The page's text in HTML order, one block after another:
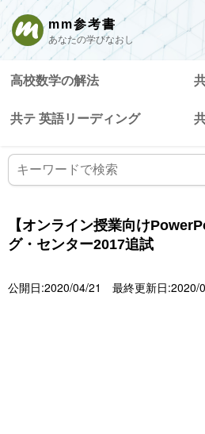
mm参考書
あなたの学びなおし
高校数学の解法
共テ 英語リーディング
【オンライン授業向け
グ・センター2017追試
公開日:2020/04/21 最終更新日:2020/